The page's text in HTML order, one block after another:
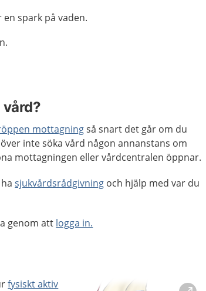
spark på vaden.
vård?
mottagningså snart det går om du
inte söka vård någon annanstans om
mottagningen eller vårdcentralen öppnar.
hasjukvårdsrådgivning och hjälp med var du
genom att logga in.
fysiskt aktiv